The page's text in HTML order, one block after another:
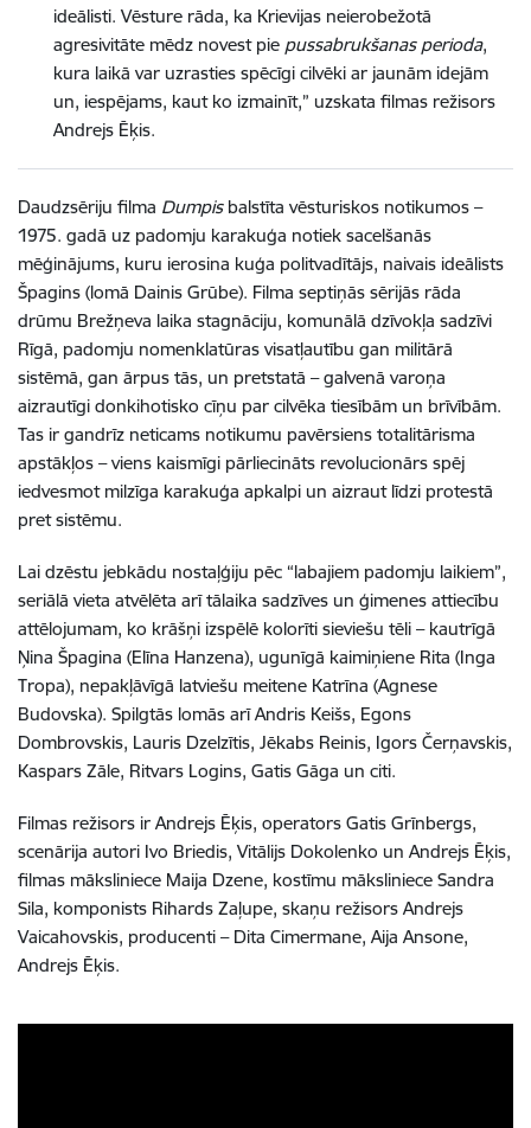
ideālisti. Vēsture rāda, ka Krievijas neierobežotā
agresivitāte mēdz novest pie pussabrukšanas perioda,
kura laikā var uzrasties spēcīgi cilvēki ar jaunām idejām
un, iespējams, kaut ko izmainīt,” uzskata filmas režisors
Andrejs Ēķis.
Daudzsēriju filma Dumpisbalstīta vēsturiskos notikumos –
1975. gadā uz padomju karakuģa notiek sacelšanās
mēģinājums, kuru ierosina kuģa politvadītājs, naivais ideālists
Špagins (lomā Dainis Grūbe). Filma septiņās sērijās rāda
drūmu Brežņeva laika stagnāciju, komunālā dzīvokļa sadzīvi
Rīgā, padomju nomenklatūras visatļautību gan militārā
sistēmā, gan ārpus tās, un pretstatā – galvenā varoņa
aizrautīgi donkihotisko cīņu par cilvēka tiesībām un brīvībām.
Tas ir gandrīz neticams notikumu pavērsiens totalitārisma
apstākļos – viens kaismīgi pārliecināts revolucionārs spēj
iedvesmot milzīga karakuģa apkalpi un aizraut līdzi protestā
pret sistēmu.
Lai dzēstu jebkādu nostaļģiju pēc “labajiem padomju laikiem”,
seriālā vieta atvēlēta arī tālaika sadzīves un ģimenes attiecību
attēlojumam, ko krāšņi izspēlē kolorīti sieviešu tēli – kautrīgā
Ņina Špagina (Elīna Hanzena), ugunīgā kaimiņiene Rita (Inga
Tropa), nepakļāvīgā latviešu meitene Katrīna (Agnese
Budovska). Spilgtās lomās arī Andris Keišs, Egons
Dombrovskis, Lauris Dzelzītis, Jēkabs Reinis, Igors Čerņavskis,
Kaspars Zāle, Ritvars Logins, Gatis Gāga un citi.
Filmas režisors ir Andrejs Ēķis, operators Gatis Grīnbergs,
scenārija autori Ivo Briedis, Vitālijs Dokolenko un Andrejs Ēķis,
filmas māksliniece Maija Dzene, kostīmu māksliniece Sandra
Sila, komponists Rihards Zaļupe, skaņu režisors Andrejs
Vaicahovskis, producenti – Dita Cimermane, Aija Ansone,
Andrejs Ēķis.